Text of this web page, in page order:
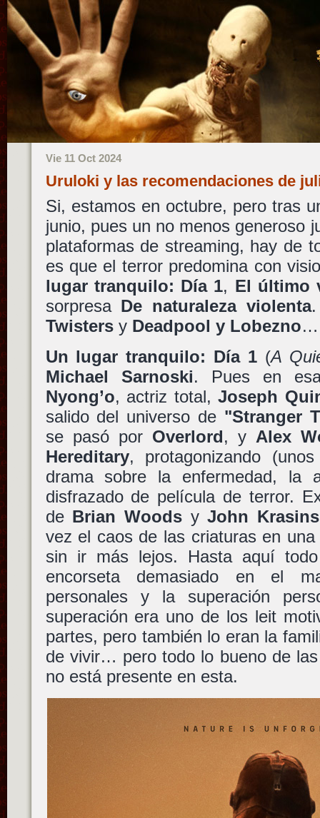
Vie 11 Oct 2024
Uruloki y las recomendaciones de
Si, estamos en octubre, pero tras
junio, pues un no menos generoso
plataformas de streaming, hay de
es que el terror predomina con
lugar tranquilo: Día 1, El último
sorpresa De naturaleza violenta
Twistersy Deadpool y Lobezno…
Un lugar tranquilo: Día 1 (A
Michael Sarnoski. Pues en
Nyong’o, actriz total,Joseph
salido del universo de "Stranger
se pasó por Overlord, y Alex
Hereditary, protagonizando
drama sobre la enfermedad, la
disfrazado de película de terror.
de Brian WoodsyJohn
vez el caos de las criaturas en
sin ir más lejos. Hasta aquí
encorseta demasiado en el
personales y la superación
superación era uno de los leit
partes, pero también lo eran la
de vivir… pero todo lo bueno de
no está presente en esta.